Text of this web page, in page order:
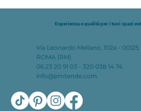
Esperienza e qualità per i tuoi spazi
Via Leonardo Mellano, 102a - 00125
ROMA (RM)
06.23 20 91 03 - 320 038 14 74
info@pmtende.com